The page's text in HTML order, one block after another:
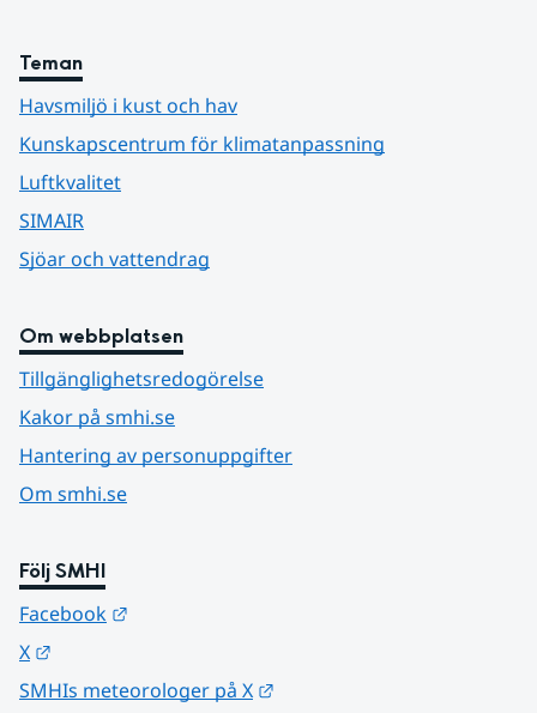
Teman
Havsmiljö i kust och hav
Kunskapscentrum för klimatanpassning
Luftkvalitet
SIMAIR
Sjöar och vattendrag
Om webbplatsen
Tillgänglighetsredogörelse
Kakor på smhi.se
Hantering av personuppgifter
Om smhi.se
Följ SMHI
Facebook
X
SMHIs meteorologer på X